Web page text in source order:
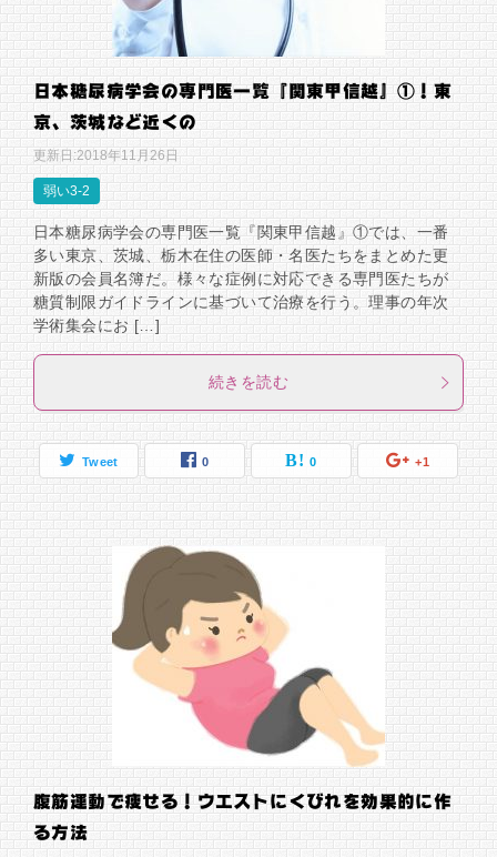
日本糖尿病学会の専門医一覧『関東甲信越』①！東
京、茨城など近くの
更新日:2018年11月26日
弱い3-2
日本糖尿病学会の専門医一覧『関東甲信越』①では、一番
多い東京、茨城、栃木在住の医師・名医たちをまとめた更
新版の会員名簿だ。様々な症例に対応できる専門医たちが
糖質制限ガイドラインに基づいて治療を行う。理事の年次
学術集会にお […]
続きを読む
Tweet 0 0 +1
腹筋運動で痩せる！ウエストにくびれを効果的に作
る方法